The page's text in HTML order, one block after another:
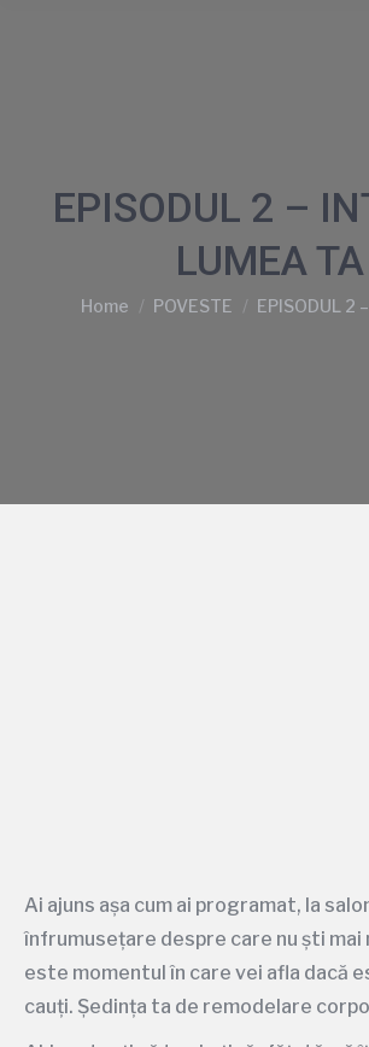
EPISODUL 2 –
LUMEA TA
You are here:
Home POVESTE EPISODUL 2
Ai ajuns așa cum ai programat, la
înfrumusețare despre care nu ști mai
este momentul în care vei afla dacă
cauți. Ședința ta de remodelare